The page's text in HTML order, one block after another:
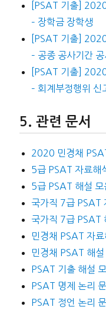
[PSAT 기출]
– 장학금 장학생
[PSAT 기출]
– 공종 공사기간 공
[PSAT 기출]
– 회계부정행위 신
관련 문서
2020 민경채
5급 PSAT 자료해
5급 PSAT 해설 모
국가직 7급 PSAT
국가직 7급 PSAT
민경채 PSAT 자
민경채 PSAT 해설
PSAT 기출 해설
PSAT 명제 논리
PSAT 정언 논리